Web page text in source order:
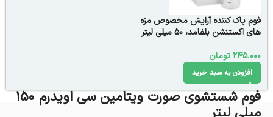
فوم پاک کننده آرایش مخصوص مژه
های اکستنشن بلفامد، ۵۰ میلی لیتر
245.000تومان
افزودن به سبد خرید
فوم شستشوی صورت ویتامین سی اویدرم 150